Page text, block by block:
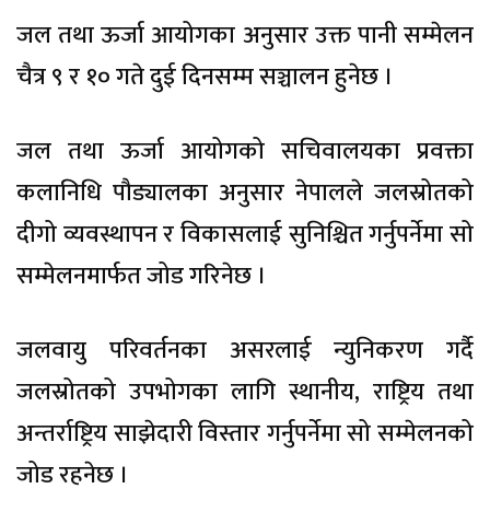
जल तथा ऊर्जा आयोगका अनुसार उक्त पानी सम्मेलन
चैत्र ९ र १० गते दुई दिनसम्म सञ्चालन हुनेछ ।
जल तथा ऊर्जा आयोगको सचिवालयका प्रवक्ता
कलानिधि पौड्यालका अनुसार नेपालले जलस्रोतको
दीगो व्यवस्थापन र विकासलाई सुनिश्चित गर्नुपर्नेमा सो
सम्मेलनमार्फत जोड गरिनेछ ।
जलवायु परिवर्तनका असरलाई न्युनिकरण गर्दै
जलस्रोतको उपभोगका लागि स्थानीय, राष्ट्रिय तथा
अन्तर्राष्ट्रिय साझेदारी विस्तार गर्नुपर्नेमा सो सम्मेलनको
जोड रहनेछ ।